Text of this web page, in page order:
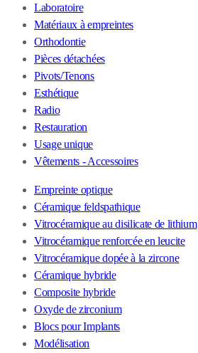
Laboratoire
Matériaux à empreintes
Orthodontie
Pièces détachées
Pivots/Tenons
Esthétique
Radio
Restauration
Usage unique
Vêtements - Accessoires
Empreinte optique
Céramique feldspathique
Vitrocéramique au disilicate de lithium
Vitrocéramique renforcée en leucite
Vitrocéramique dopée à la zircone
Céramique hybride
Composite hybride
Oxyde de zirconium
Blocs pour Implants
Modélisation